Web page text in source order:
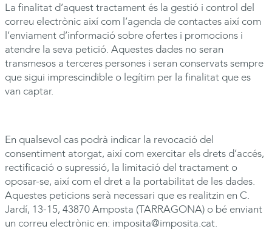
La finalitat d’aquest tractament és la gestió i control del
correu electrònic així com l’agenda de contactes així com
l’enviament d’informació sobre ofertes i promocions i
atendre la seva petició. Aquestes dades no seran
transmesos a terceres persones i seran conservats sempre
que sigui imprescindible o legítim per la finalitat que es
van captar.
En qualsevol cas podrà indicar la revocació del
consentiment atorgat, així com exercitar els drets d’accés,
rectificació o supressió, la limitació del tractament o
oposar-se, així com el dret a la portabilitat de les dades.
Aquestes peticions serà necessari que es realitzin en C.
Jardí, 13-15, 43870 Amposta (TARRAGONA) o bé enviant
un correu electrònic en: imposita@imposita.cat.